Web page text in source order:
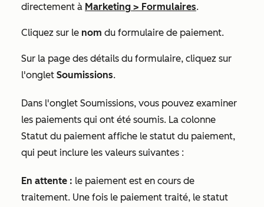
directement à Marketing > Formulaires.
Cliquez sur le nom du formulaire de paiement.
Sur la page des détails du formulaire, cliquez sur
l'onglet Soumissions.
Dans l'onglet Soumissions, vous pouvez examiner
les paiements qui ont été soumis. La colonne
Statut du paiement affiche le statut du paiement,
qui peut inclure les valeurs suivantes :
En attente : le paiement est en cours de
traitement. Une fois le paiement traité, le statut